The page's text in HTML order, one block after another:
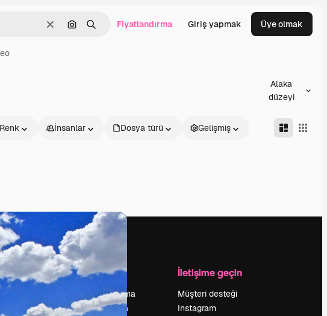
Temizlemek
Görüntüyle ara
AramakFiyatlandırma Giriş yapmak Üye olmak
Alaka
düzeyi
Renk İnsanlar Dosya türü Gelişmiş
Şirket
Fiyatlandırma
Hakkımızda
İletişime geçin
Müşteri desteği
Instagram